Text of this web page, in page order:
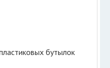
бутылок